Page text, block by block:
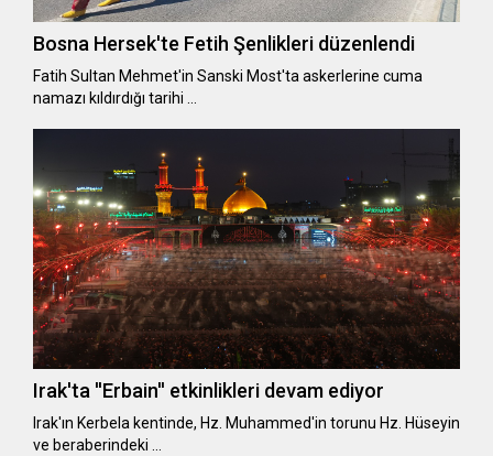
Bosna Hersek'te Fetih Şenlikleri düzenlendi
Fatih Sultan Mehmet'in Sanski Most'ta askerlerine cuma
namazı kıldırdığı tarihi …
Irak'ta ''Erbain'' etkinlikleri devam ediyor
Irak'ın Kerbela kentinde, Hz. Muhammed'in torunu Hz. Hüseyin
ve beraberindeki …